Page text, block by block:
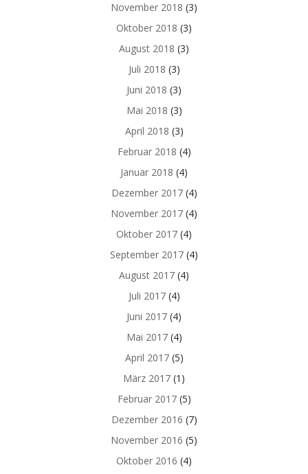
November 2018 (3)
Oktober 2018 (3)
August 2018 (3)
Juli 2018 (3)
Juni 2018 (3)
Mai 2018 (3)
April 2018 (3)
Februar 2018 (4)
Januar 2018 (4)
Dezember 2017(4)
November 2017 (4)
Oktober 2017 (4)
September 2017 (4)
August 2017 (4)
Juli 2017(4)
Juni 2017 (4)
Mai 2017(4)
April 2017(5)
März 2017 (1)
Februar 2017(5)
Dezember 2016 (7)
November 2016 (5)
Oktober 2016 (4)